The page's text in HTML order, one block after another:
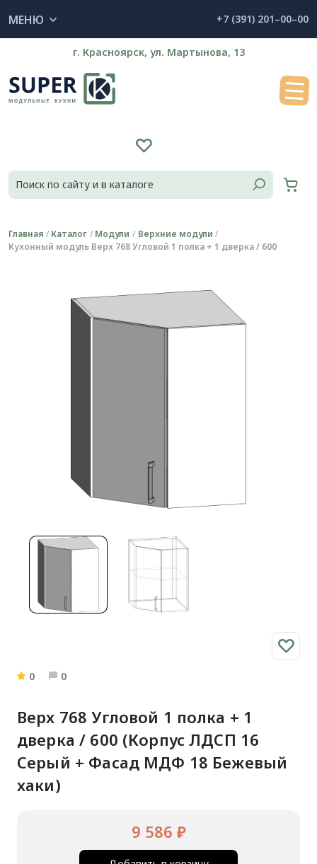
МЕНЮ +7 (391) 201–00–00
г. Красноярск, ул. Мартынова, 13
Главная Каталог Модули
Верхние модули
Кухонный модуль Верх 768 Угловой 1 полка + 1 дверка / 600
0 0
Верх 768 Угловой 1 полка + 1
дверка / 600 (Корпус ЛДСП 16
Серый + Фасад МДФ 18 Бежевый
хаки)
9 586 ₽